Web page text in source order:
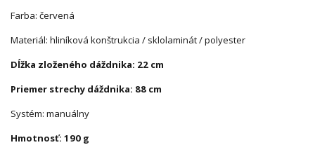
Farba: červená
Materiál: hliníková konštrukcia / sklolaminát / polyester
Dĺžka zloženého dáždnika: 22 cm
Priemer strechy dáždnika: 88 cm
Systém: manuálny
Hmotnosť: 190 g